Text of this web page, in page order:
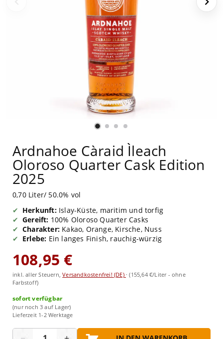
Ardnahoe Càraid Ìleach
Oloroso Quarter Cask Edition
2025
0,70 Liter/ 50.0% vol
Herkunft:Islay-Küste, maritim und torfig
Gereift: 100% Oloroso Quarter Casks
Charakter: Kakao, Orange, Kirsche, Nuss
Erlebe: Ein langes Finish, rauchig-würzig
108,95 €
inkl. aller Steuern,Versandkostenfrei! (DE) ·(155,64 €/Liter - ohne
Farbstoff)
sofort verfügbar
(nur noch 3 auf Lager)
Lieferzeit 1-2 Werktage